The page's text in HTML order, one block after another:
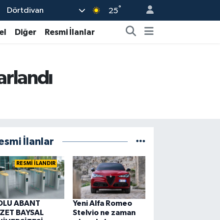
Dörtdivan 25°
Diğer Resmi İlanlar
İlanlar
RESMİ İLANDIR
ABANT
BAYSAL
Yeni Alfa Romeo
Stelvio ne zaman